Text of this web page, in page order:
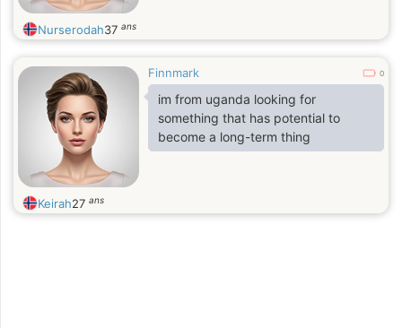
Nurserodah37 ans
Finnmark 0
im from uganda looking for
something that has potential to
become a long-term thing
Keirah27 ans